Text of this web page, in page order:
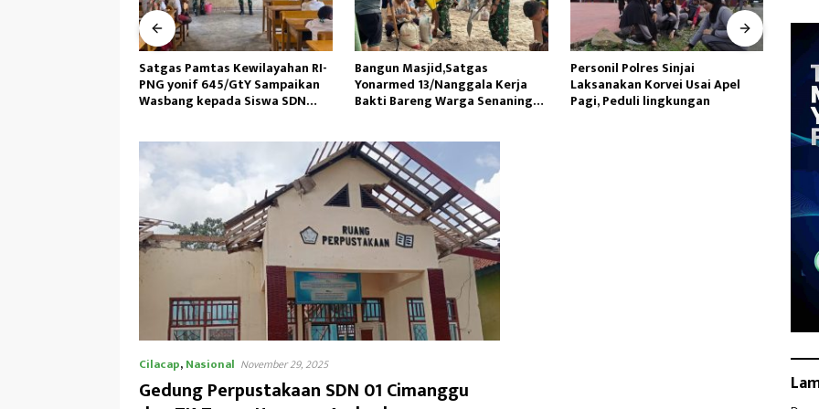
Bangun Masjid,Satgas
Yonarmed 13/Nanggala Kerja
Bakti Bareng Warga Senaning
Personil Polres Sinjai
Laksanakan Korvei Usai Apel
Pagi, Peduli lingkungan
Tingkatkan Kualitas Kesehatan
Masyarakat,Kilang Balongan
Edukasi Perawatan Gigi
Cilacap,Nasional November 29, 2025
Gedung Perpustakaan SDN 01 Cimanggu